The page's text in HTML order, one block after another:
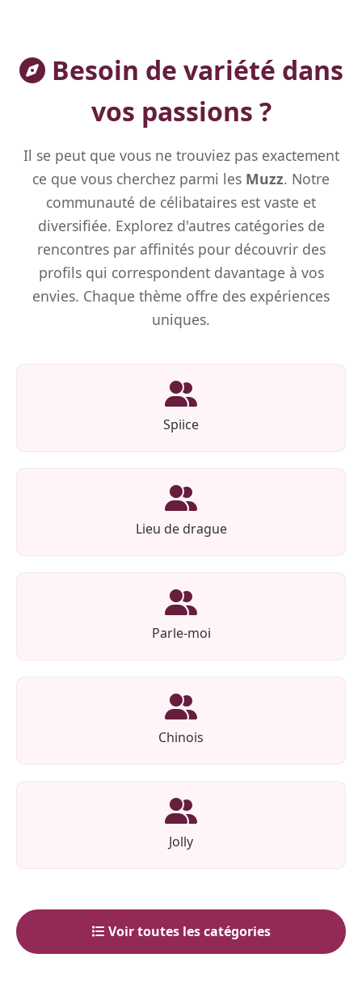
Besoin de variété dans
vos passions ?
Il se peut que vous ne trouviez pas exactement
ce que vous cherchez parmi les Muzz. Notre
communauté de célibataires est vaste et
diversifiée. Explorez d'autres catégories de
rencontres par affinités pour découvrir des
profils qui correspondent davantage à vos
envies. Chaque thème offre des expériences
uniques.
Spiice
Lieu de drague
Parle-moi
Chinois
Jolly
Voir toutes les catégories